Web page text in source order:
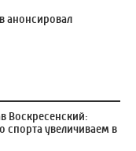
анонсировал
Воскресенский:
спорта увеличиваем в